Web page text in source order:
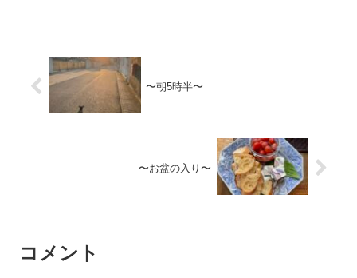
〜朝5時半〜
〜お盆の入り〜
コメント